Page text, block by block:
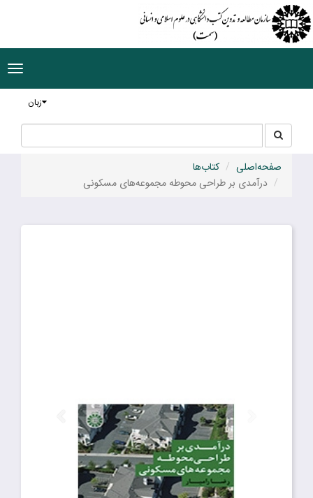
زبان
جستجو
در
سایت
صفحه‌اصلی
کتاب‌ها
درآمدی بر طراحی محوطه مجموعه‌های مسکونی